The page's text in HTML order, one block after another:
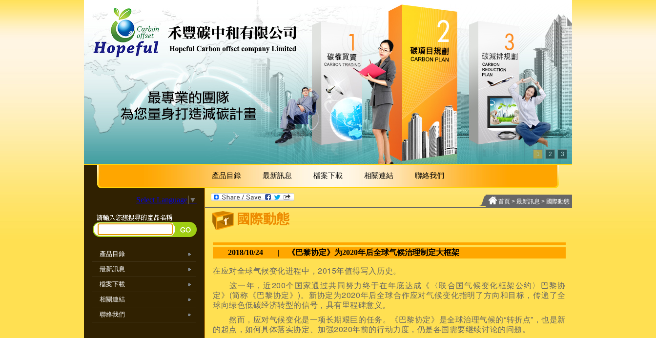
1 2 3
產品目錄 最新訊息 檔案下載 相關連結 聯絡我們
Select Language ▼
產品目錄
最新訊息
檔案下載
相關連結
聯絡我們
首頁 > 最新訊息 > 國際動態
國際動態
2018/10/24 | 《巴黎协定》为2020年后全球气候治理制定大框架
在应对全球气候变化进程中，2015年值得写入历史。
这一年，近200个国家通过共同努力终于在年底达成《〈联合国气候变化框架公约〉巴黎协
定》(简称《巴黎协定》)。新协定为2020年后全球合作应对气候变化指明了方向和目标，传递了全
球向绿色低碳经济转型的信号，具有里程碑意义。
然而，应对气候变化是一项长期艰巨的任务。《巴黎协定》是全球治理气候的“转折点”，也是新
的起点，如何具体落实协定、加强2020年前的行动力度，仍是各国需要继续讨论的问题。